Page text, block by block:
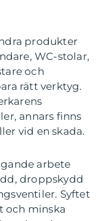
produkter
WC-stolar,
och
rätt verktyg.
annars finns
vid en skada.
arbete
droppskydd
Syftet
och minska